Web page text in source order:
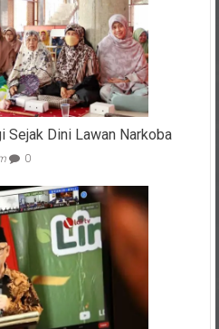
Dini Lawan Narkoba
0